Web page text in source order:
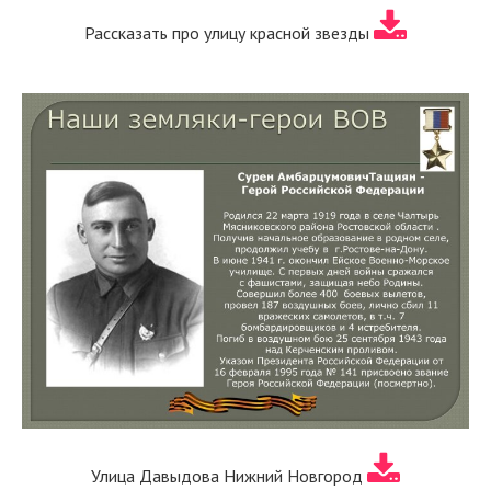
Рассказать про улицу красной звезды
Улица Давыдова Нижний Новгород